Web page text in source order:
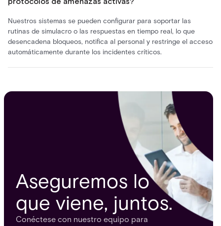
Nuestros sistemas se pueden configurar para soportar las
rutinas de simulacro o las respuestas en tiempo real, lo que
desencadena bloqueos, notifica al personal y restringe el acceso
automáticamente durante los incidentes críticos.
Aseguremos lo
que viene, juntos.
Conéctese con nuestro equipo para